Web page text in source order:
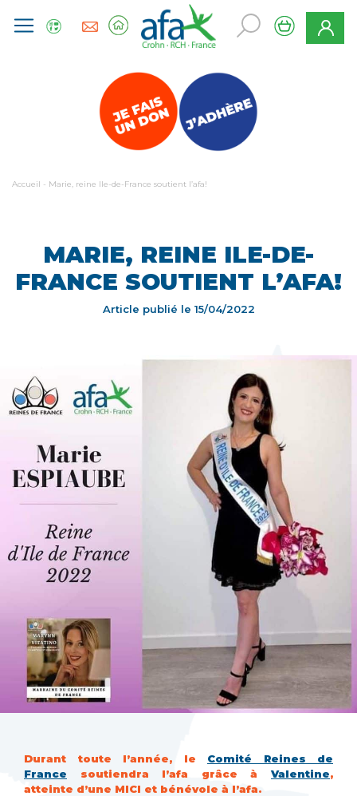
Accueil - Marie, reine Ile-de-France soutient l’afa!
MARIE, REINE ILE-DE-
FRANCE SOUTIENT L’AFA!
Article publié le 15/04/2022
Durant toute l’année, le Comité Reines de
France soutiendra l’afa grâce à Valentine,
atteinte d’une MICI et bénévole à l’afa.